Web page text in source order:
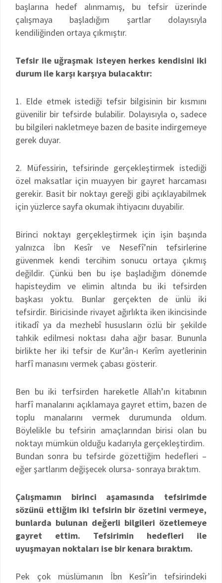
başlarına hedef alınmamış, bu tefsir üzerinde
çalışmaya başladığım şartlar dolayısıyla
kendiliğinden ortaya çıkmıştır.
Tefsir ile uğraşmak isteyen herkes kendisini iki
durum ile karşı karşıya bulacaktır:
1. Elde etmek istediği tefsir bilgisinin bir kısmını
güvenilir bir tefsirde bulabilir. Dolayısıyla o, sadece
bu bilgileri nakletmeye bazen de basite indirgemeye
gerek duyar.
2. Müfessirin, tefsirinde gerçekleştirmek istediği
özel maksatlar için muayyen bir gayret harcaması
gerekir. Basit bir noktayı gereği gibi açıklayabilmek
için yüzlerce sayfa okumak ihtiyacını duyabilir.
Birinci noktayı gerçekleştirmek için işin başında
yalnızca İbn Kesîr ve Nesefî’nin tefsirlerine
güvenmek kendi tercihim sonucu ortaya çıkmış
değildir. Çünkü ben bu işe başladığım dönemde
hapisteydim ve elimin altında bu iki tefsirden
başkası yoktu. Bunlar gerçekten de ünlü iki
tefsirdir. Biricisinde rivayet ağırlıkta iken ikincisinde
itikadî ya da mezhebî hususların özlü bir şekilde
tahkik edilmesi noktası daha ağır basar. Bununla
birlikte her iki tefsir de Kur’ân-ı Kerîm ayetlerinin
harfî manasını vermek çabası gösterir.
Ben bu iki terfsirden hareketle Allah’ın kitabının
harfî manalarını açıklamaya gayret ettim, bazen de
toplu manalarını vermek durumunda oldum.
Böylelikle bu tefsirin amaçlarından birisi olan bu
noktayı mümkün olduğu kadarıyla gerçekleştirdim.
Bundan sonra bu tefsirde gözettiğim hedefleri –
eğer şartlarım değişecek olursa- sonraya bıraktım.
Çalışmamın birinci aşamasında tefsirimde
sözünü ettiğim iki tefsirin bir özetini vermeye,
bunlarda bulunan değerli bilgileri özetlemeye
gayret ettim. Tefsirimin hedefleri ile
uyuşmayan noktaları ise bir kenara bıraktım.
Pek çok müslümanın İbn Kesîr’in tefsirindeki